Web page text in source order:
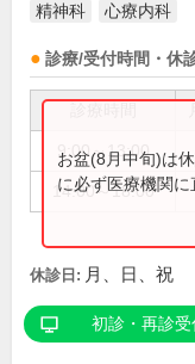
精神科 心療内科
診療/受付時間・休
9:00～13:00
14:00～18:00
お盆(8月中旬)は
に必ず医療機関に
休診日: 月、日、祝
初診・再診受